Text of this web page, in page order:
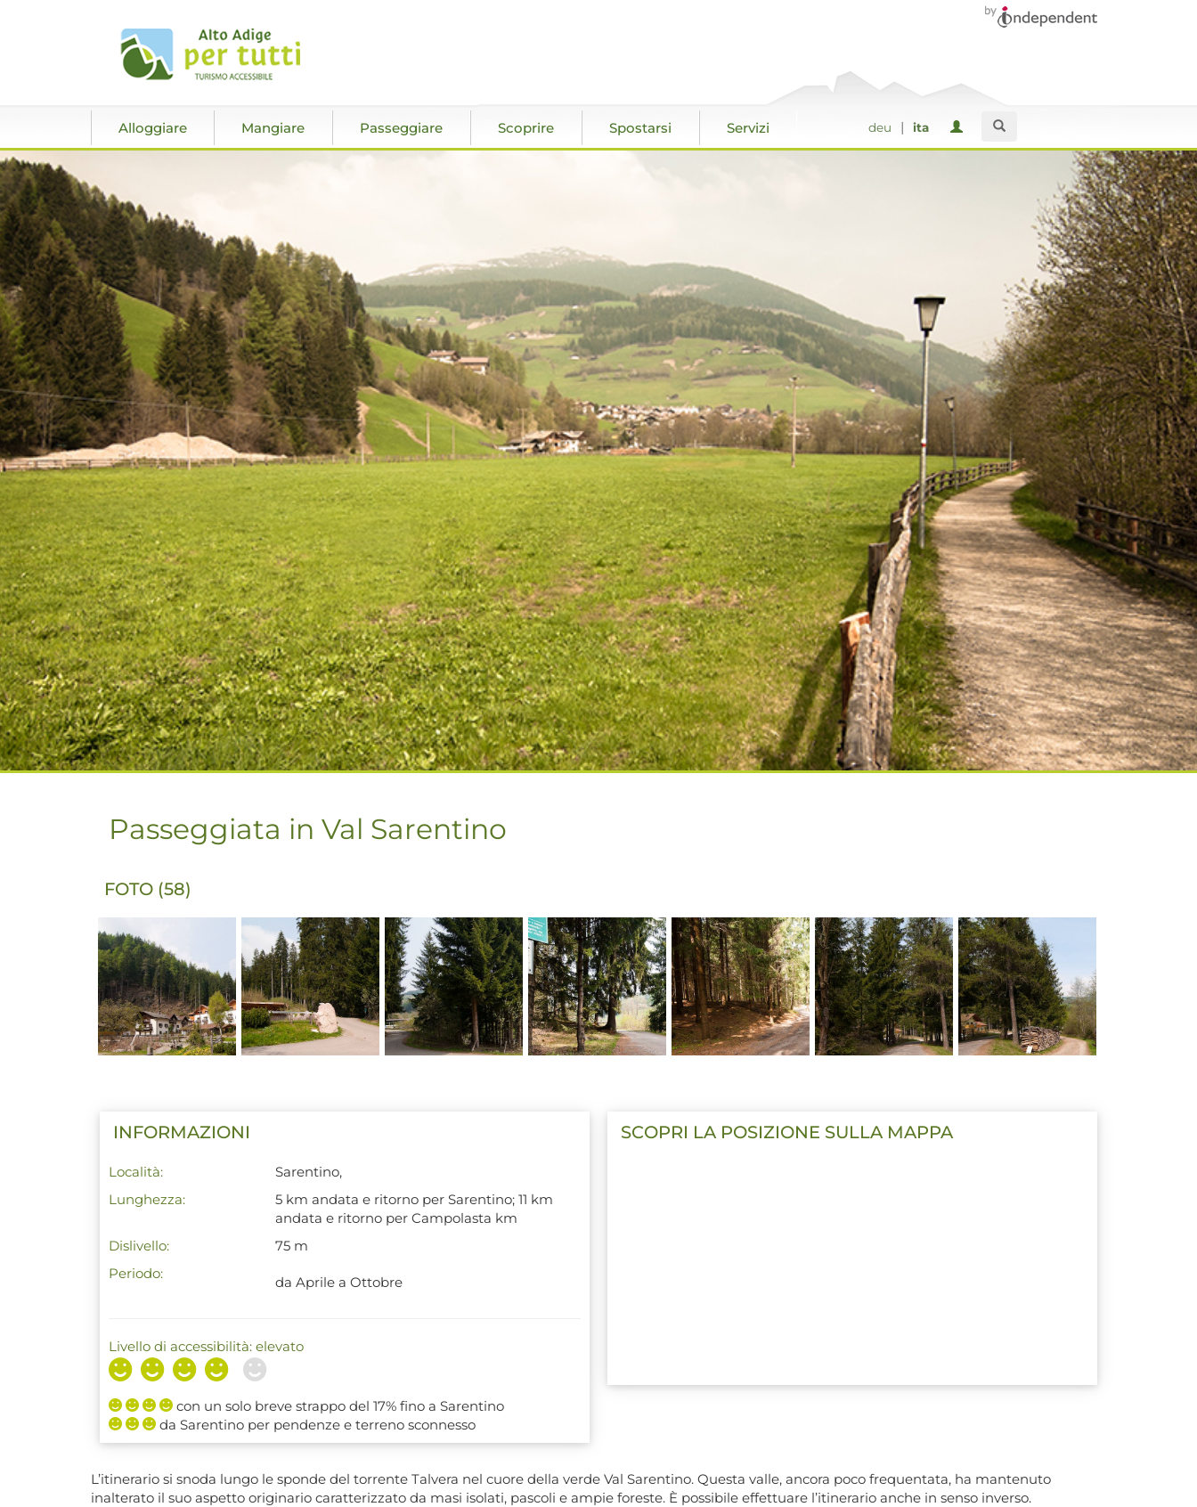
Alloggiare Mangiare Passeggiare Scoprire Spostarsi Servizi deu | ita
Passeggiata in Val Sarentino
FOTO (58)
INFORMAZIONI
Località:
Sarentino,
Lunghezza:
5 km andata e ritorno per Sarentino; 11 km
andata e ritorno per Campolasta km
Dislivello:
75 m
Periodo:
da Aprile a Ottobre
Livello di accessibilità: elevato
con un solo breve strappo del 17% fino a Sarentino
da Sarentino per pendenze e terreno sconnesso
SCOPRI LA POSIZIONE SULLA MAPPA
L’itinerario si snoda lungo le sponde del torrente Talvera nel cuore della verde Val Sarentino. Questa valle, ancora poco frequentata, ha mantenuto
inalterato il suo aspetto originario caratterizzato da masi isolati, pascoli e ampie foreste. È possibile effettuare l’itinerario anche in senso inverso.